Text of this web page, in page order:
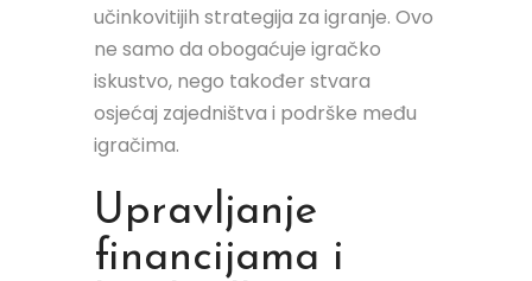
učinkovitijih strategija za igranje. Ovo
ne samo da obogaćuje igračko
iskustvo, nego također stvara
osjećaj zajedništva i podrške među
igračima.
Upravljanje
financijama i